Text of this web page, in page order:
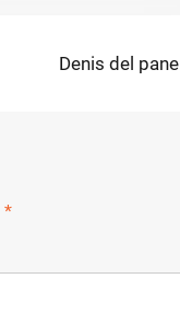
Next
Denis del pane
*